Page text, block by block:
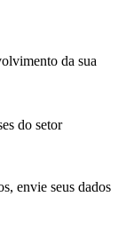
da sua
do setor
envie seus dados